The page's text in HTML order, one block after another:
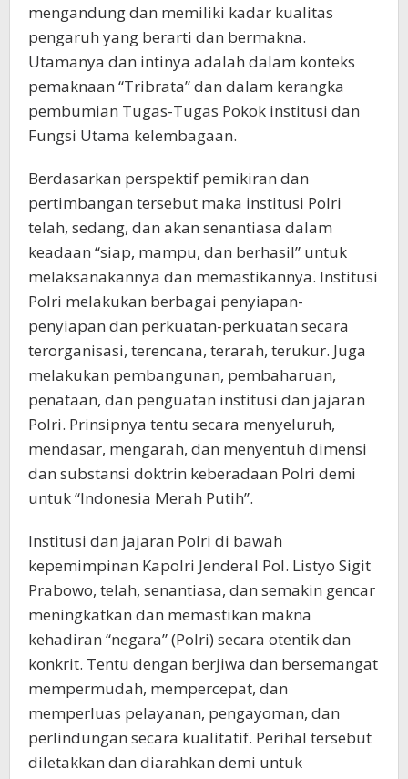
mengandung dan memiliki kadar kualitas
pengaruh yang berarti dan bermakna.
Utamanya dan intinya adalah dalam konteks
pemaknaan “Tribrata” dan dalam kerangka
pembumian Tugas-Tugas Pokok institusi dan
Fungsi Utama kelembagaan.
Berdasarkan perspektif pemikiran dan
pertimbangan tersebut maka institusi Polri
telah, sedang, dan akan senantiasa dalam
keadaan “siap, mampu, dan berhasil” untuk
melaksanakannya dan memastikannya. Institusi
Polri melakukan berbagai penyiapan-
penyiapan dan perkuatan-perkuatan secara
terorganisasi, terencana, terarah, terukur. Juga
melakukan pembangunan, pembaharuan,
penataan, dan penguatan institusi dan jajaran
Polri. Prinsipnya tentu secara menyeluruh,
mendasar, mengarah, dan menyentuh dimensi
dan substansi doktrin keberadaan Polri demi
untuk “Indonesia Merah Putih”.
Institusi dan jajaran Polri di bawah
kepemimpinan Kapolri Jenderal Pol. Listyo Sigit
Prabowo, telah, senantiasa, dan semakin gencar
meningkatkan dan memastikan makna
kehadiran “negara” (Polri) secara otentik dan
konkrit. Tentu dengan berjiwa dan bersemangat
mempermudah, mempercepat, dan
memperluas pelayanan, pengayoman, dan
perlindungan secara kualitatif. Perihal tersebut
diletakkan dan diarahkan demi untuk